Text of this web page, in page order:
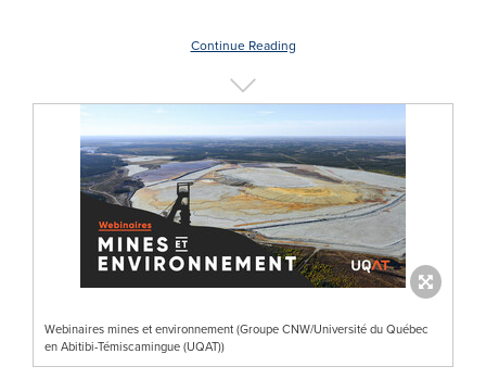
Continue Reading
Webinaires mines et environnement (Groupe CNW/Université du Québec
en Abitibi-Témiscamingue (UQAT))